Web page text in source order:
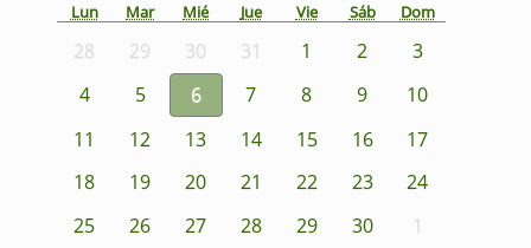
Lun Mar Mié Jue Vie Sáb Dom
28 29 30 31 1 2
3
4
5 6 7 8 9
10
11
12 13 14 15 16
17
18
19 20 21 22 23
24
25
26 27 28 29 30 1